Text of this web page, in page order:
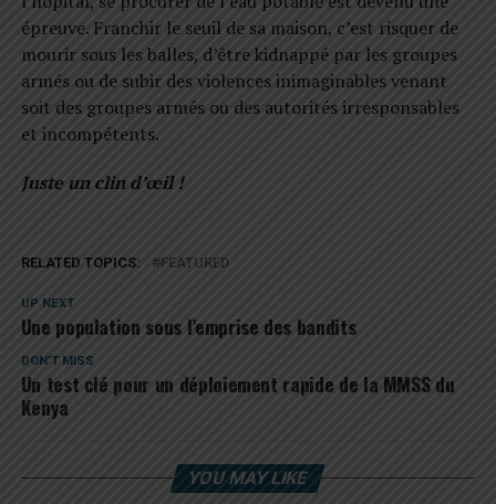
épreuve. Franchir le seuil de sa maison, c’est risquer de
mourir sous les balles, d’être kidnappé par les groupes
armés ou de subir des violences inimaginables venant
soit des groupes armés ou des autorités irresponsables
et incompétents.
Juste un clin d’œil !
RELATED TOPICS: FEATURED
UP NEXT
Une population sous l’emprise des bandits
DON'T MISS
Un test clé pour un déploiement rapide de la MMSS du
Kenya
YOU MAY LIKE